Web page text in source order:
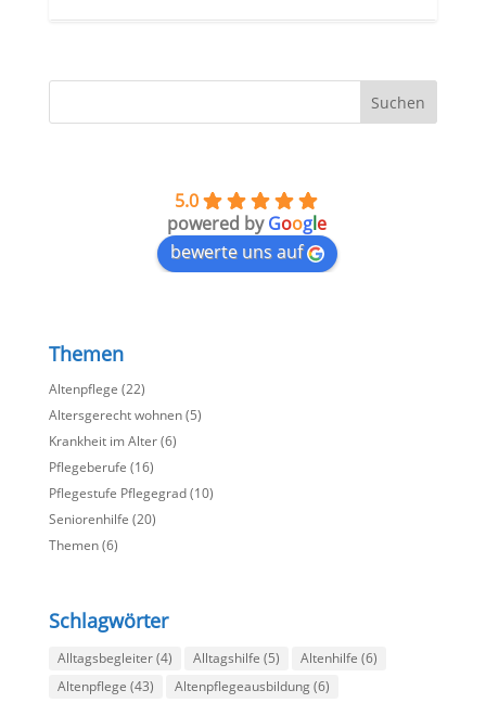
5.0
powered byGoogle
bewerte uns auf
Themen
Altenpflege (22)
Altersgerecht wohnen(5)
Krankheit im Alter(6)
Pflegeberufe (16)
Pflegestufe Pflegegrad(10)
Seniorenhilfe (20)
Themen(6)
Schlagwörter
Alltagsbegleiter(4) Alltagshilfe (5) Altenhilfe (6)
Altenpflege (43) Altenpflegeausbildung(6)